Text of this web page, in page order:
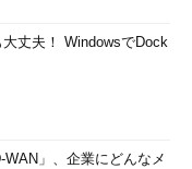
丈夫！ WindowsでDock
」、企業にどんなメ